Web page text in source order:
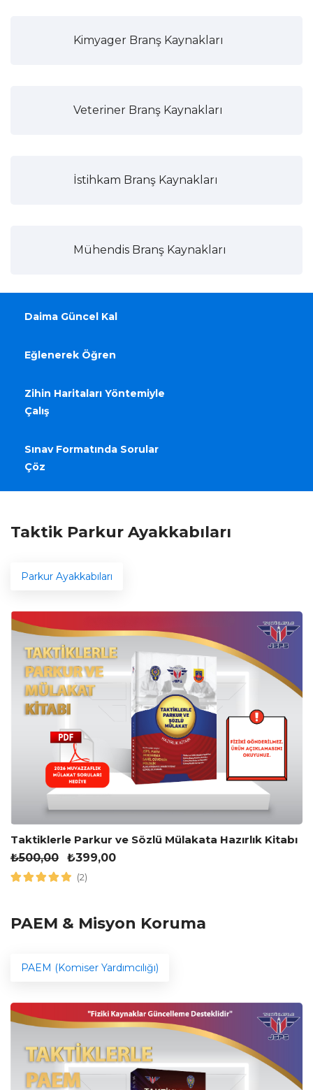
Kimyager Branş Kaynakları
Veteriner Branş Kaynakları
İstihkam Branş Kaynakları
Mühendis Branş Kaynakları
Daima Güncel Kal
Eğlenerek Öğren
Zihin Haritaları Yöntemiyle
Çalış
Sınav Formatında Sorular
Çöz
Taktik Parkur Ayakkabıları
Parkur Ayakkabıları
Taktiklerle Parkur ve Sözlü Mülakata Hazırlık Kitabı
₺500,00 ₺399,00
(2)
PAEM & Misyon Koruma
PAEM (Komiser Yardımcılığı)